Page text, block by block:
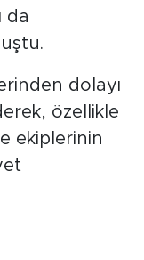
da
dolayı
özellikle
ekiplerinin